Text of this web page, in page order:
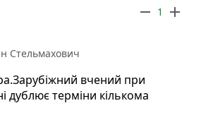
remove 1 add
Стельмахович
вчений при
дублює терміни кількома